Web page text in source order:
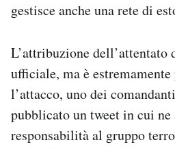
gestisce anche una rete di
L’attribuzione
ufficiale, ma è
l’attacco, uno dei
pubblicato un tweet in cui
responsabilità al gruppo